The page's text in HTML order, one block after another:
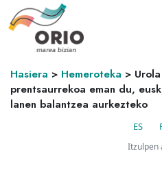
Hasiera > Hemeroteka >
prentsaurrekoa eman du,
lanen balantzea aurkezteko
ES
Itzulpen